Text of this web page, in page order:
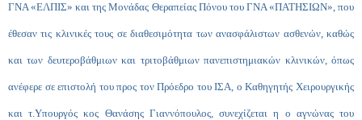
ΓΝΑ «ΕΛΠΙΣ» και της Μονάδας Θεραπείας Πόνου του ΓΝΑ «ΠΑΤΗΣΙΩΝ», που
έθεσαν τις κλινικές τους σε διαθεσιμότητα των ανασφάλιστων ασθενών, καθώς
και των δευτεροβάθμιων και τριτοβάθμιων πανεπιστημιακών κλινικών, όπως
ανέφερε σε επιστολή του προς τον Πρόεδρο του ΙΣΑ, ο Καθηγητής Χειρουργικής
και τ.Υπουργός κος Θανάσης Γιαννόπουλος, συνεχίζεται η ο αγνώνας του